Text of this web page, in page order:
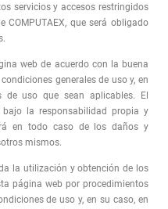
servicios y accesos restringidos
que será obligado
web de acuerdo con la buena
generales de uso y, en
de uso que sean aplicables. El
la responsabilidad propia y
en todo caso de los daños y
mismos.
la utilización y obtención de los
página web por procedimientos
de uso y, en su caso, en